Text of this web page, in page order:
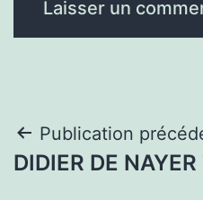
Navigation
de
Publication
DIDIER DE